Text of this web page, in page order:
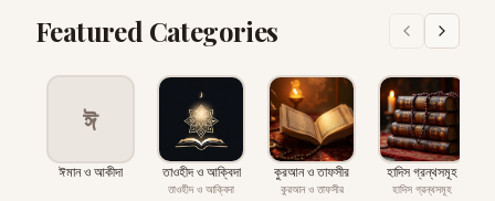
Featured Categories
ঈ
ঈমান ও আকীদা তাওহীদ ও আক্বিদা
তাওহীদ ও আক্বিদা
কুরআন ও তাফসীর
কুরআন ও তাফসীর
হাদিস গ্রন্থসমূহ
হাদিস গ্রন্থসমূহ